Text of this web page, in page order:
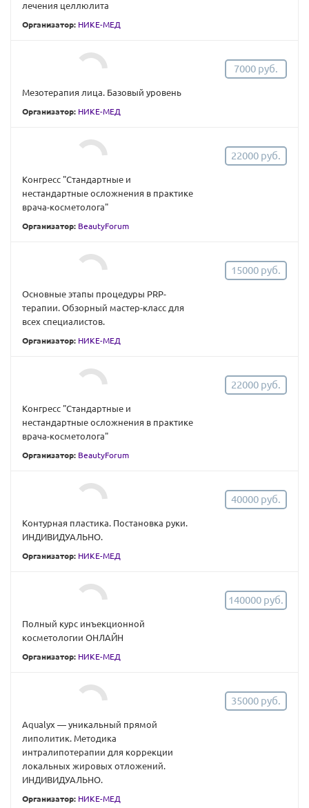
лечения целлюлита
Организатор: НИКЕ-МЕД
Мезотерапия лица. Базовый уровень
Организатор: НИКЕ-МЕД
7000 руб.
Конгресс "Стандартные и
нестандартные осложнения в практике
врача-косметолога"
Организатор: BeautyForum
22000 руб.
Основные этапы процедуры PRP-
терапии. Обзорный мастер-класс для
всех специалистов.
Организатор: НИКЕ-МЕД
15000 руб.
Конгресс "Стандартные и
нестандартные осложнения в практике
врача-косметолога"
Организатор: BeautyForum
22000 руб.
Контурная пластика. Постановка руки.
ИНДИВИДУАЛЬНО.
Организатор: НИКЕ-МЕД
40000 руб.
Полный курс инъекционной
косметологии ОНЛАЙН
Организатор: НИКЕ-МЕД
140000 руб.
Aqualyx — уникальный прямой
липолитик. Методика
интралипотерапии для коррекции
локальных жировых отложений.
ИНДИВИДУАЛЬНО.
Организатор: НИКЕ-МЕД
35000 руб.